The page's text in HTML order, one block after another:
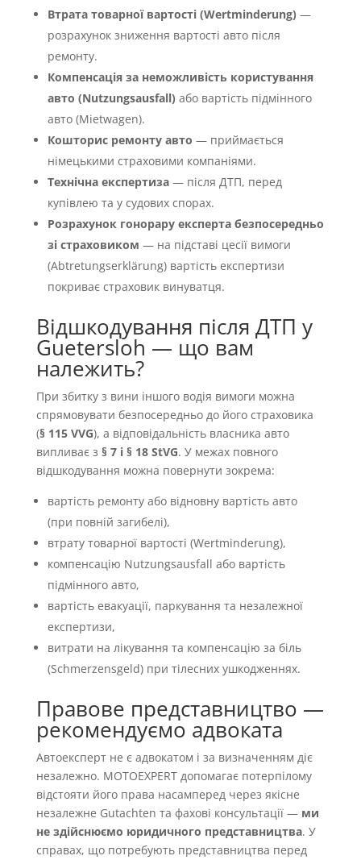
Втрата товарної вартості (Wertminderung) —
розрахунок зниження вартості авто після
ремонту.
Компенсація за неможливість користування
авто (Nutzungsausfall) або вартість підмінного
авто (Mietwagen).
Кошторис ремонту авто — приймається
німецькими страховими компаніями.
Технічна експертиза— після ДТП, перед
купівлею та у судових спорах.
Розрахунок гонорару експерта безпосередньо
зі страховиком — на підставі цесії вимоги
(Abtretungserklärung) вартість експертизи
покриває страховик винуватця.
Відшкодування після ДТП у
Guetersloh — що вам
належить?
При збитку з вини іншого водія вимоги можна
спрямовувати безпосередньо до його страховика
(§ 115 VVG), а відповідальність власника авто
випливає з § 7 і § 18 StVG. У межах повного
відшкодування можна повернути зокрема:
вартість ремонту або відновну вартість авто
(при повній загибелі),
втрату товарної вартості (Wertminderung),
компенсацію Nutzungsausfall або вартість
підмінного авто,
вартість евакуації, паркування та незалежної
експертизи,
витрати на лікування та компенсацію за біль
(Schmerzensgeld) при тілесних ушкодженнях.
Правове представництво —
рекомендуємо адвоката
Автоексперт не є адвокатом і за визначенням діє
незалежно. MOTOEXPERT допомагає потерпілому
відстояти його права насамперед через якісне
незалежне Gutachten та фахові консультації — ми
не здійснюємо юридичного представництва. У
справах, що потребують представництва перед